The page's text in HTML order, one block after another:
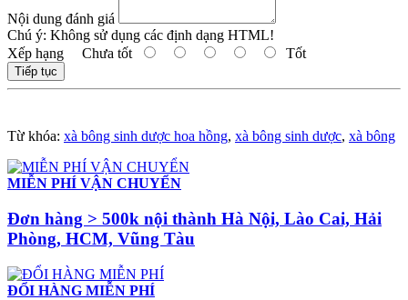
Nội dung đánh giá
Chú ý: Không sử dụng các định dạng HTML!
Xếp hạng Chưa tốt Tốt
Tiếp tục
Từ khóa: xà bông sinh dược hoa hồng, xà bông sinh dược, xà bông
MIỄN PHÍ VẬN CHUYỂN
Đơn hàng > 500k nội thành Hà Nội, Lào Cai, Hải
Phòng, HCM, Vũng Tàu
ĐỔI HÀNG MIỄN PHÍ